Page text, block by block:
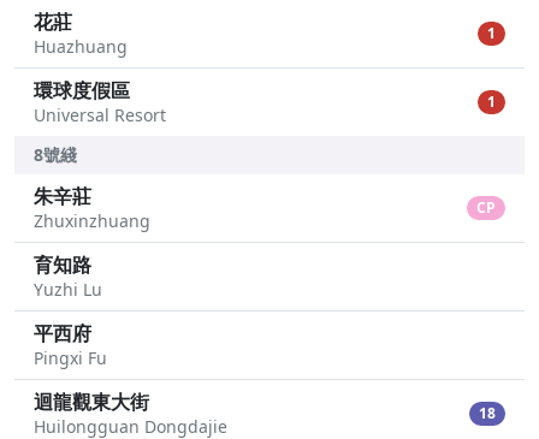
花莊
Huazhuang
1
環球度假區
Universal Resort
1
8號綫
朱辛莊
Zhuxinzhuang
CP
育知路
Yuzhi Lu
平西府
Pingxi Fu
迴龍觀東大街
Huilongguan Dongdajie
18